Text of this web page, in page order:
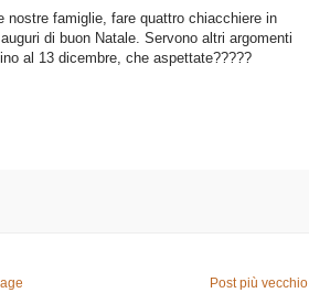
famiglie, fare quattro chiacchiere in
di buon Natale. Servono altri argomenti
al 13 dicembre, che aspettate?????
Post più vecchio